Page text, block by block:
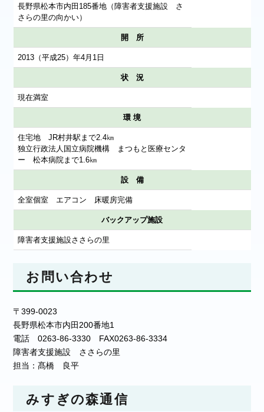
長野県松本市内田185番地（障害者支援施設 さ
さらの里の向かい）
開 所
2013（平成25）年4月1日
状 況
現在満室
環 境
住宅地 JR村井駅まで2.4㎞
独立行政法人国立病院機構 まつもと医療センタ
ー 松本病院まで1.6㎞
設 備
全室個室 エアコン 床暖房完備
バックアップ施設
障害者支援施設ささらの里
お問い合わせ
〒399-0023
長野県松本市内田200番地1
電話 0263-86-3330 FAX0263-86-3334
障害者支援施設 ささらの里
担当：髙橋 良平
みすぎの森通信